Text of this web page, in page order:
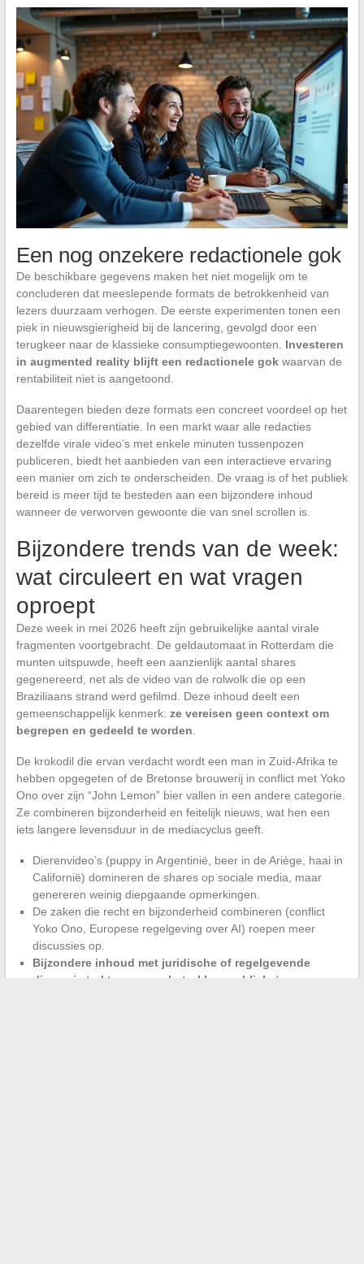
Een nog onzekere redactionele gok
De beschikbare gegevens maken het niet mogelijk om te
concluderen dat meeslepende formats de betrokkenheid van
lezers duurzaam verhogen. De eerste experimenten tonen een
piek in nieuwsgierigheid bij de lancering, gevolgd door een
terugkeer naar de klassieke consumptiegewoonten. Investeren
in augmented reality blijft een redactionele gokwaarvan de
rentabiliteit niet is aangetoond.
Daarentegen bieden deze formats een concreet voordeel op het
gebied van differentiatie. In een markt waar alle redacties
dezelfde virale video’s met enkele minuten tussenpozen
publiceren, biedt het aanbieden van een interactieve ervaring
een manier om zich te onderscheiden. De vraag is of het publiek
bereid is meer tijd te besteden aan een bijzondere inhoud
wanneer de verworven gewoonte die van snel scrollen is.
Bijzondere trends van de week:
wat circuleert en wat vragen
oproept
Deze week in mei 2026 heeft zijn gebruikelijke aantal virale
fragmenten voortgebracht. De geldautomaat in Rotterdam die
munten uitspuwde, heeft een aanzienlijk aantal shares
gegenereerd, net als de video van de rolwolk die op een
Braziliaans strand werd gefilmd. Deze inhoud deelt een
gemeenschappelijk kenmerk: ze vereisen geen context om
begrepen en gedeeld te worden.
De krokodil die ervan verdacht wordt een man in Zuid-Afrika te
hebben opgegeten of de Bretonse brouwerij in conflict met Yoko
Ono over zijn “John Lemon” bier vallen in een andere categorie.
Ze combineren bijzonderheid en feitelijk nieuws, wat hen een
iets langere levensduur in de mediacyclus geeft.
Dierenvideo’s (puppy in Argentinië, beer in de Ariège, haai in
Californië) domineren de shares op sociale media, maar
genereren weinig diepgaande opmerkingen.
De zaken die recht en bijzonderheid combineren (conflict
Yoko Ono, Europese regelgeving over AI) roepen meer
discussies op.
Bijzondere inhoud met juridische of regelgevende
dimensie trekt een meer betrokken publiek
dan puur